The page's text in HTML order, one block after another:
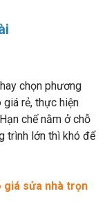
chọn phương
rẻ, thực hiện
chế nằm ở chỗ
trình lớn thì khó để
giá sửa nhà trọn